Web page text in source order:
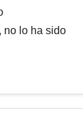
no lo ha sido